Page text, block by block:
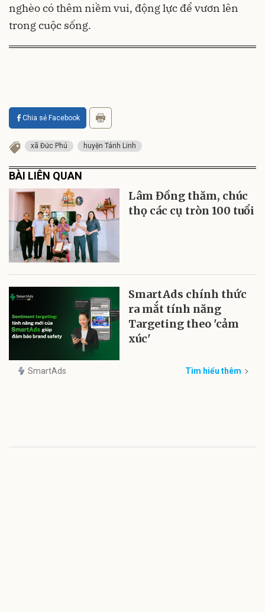
nghèo có thêm niềm vui, động lực để vươn lên
trong cuộc sống.
Chia sẻ Facebook
xã Đức Phú huyện Tánh Linh
BÀI LIÊN QUAN
Lâm Đồng thăm, chúc
thọ các cụ tròn 100 tuổi
SmartAds chính thức
ra mắt tính năng
Targeting theo 'cảm
xúc'
SmartAds Tìm hiểu thêm